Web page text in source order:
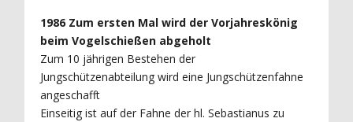
1986 Zum ersten Mal wird der Vorjahreskönig
beim Vogelschießen abgeholt
Zum 10 jährigen Bestehen der
Jungschützenabteilung wird eine Jungschützenfahne
angeschafft
Einseitig ist auf der Fahne der hl. Sebastianus zu